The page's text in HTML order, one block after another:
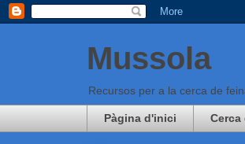
Mussola
Recursos per a la cerca de
Pàgina d'inici Cerca